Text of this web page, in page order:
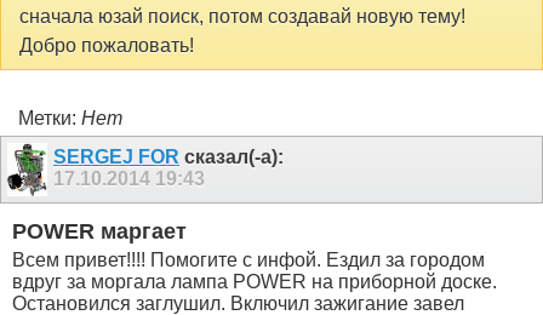
сначала юзай поиск, потом создавай новую тему!
Добро пожаловать!
Метки: Нет
SERGEJ FOR сказал(-а):
17.10.2014 19:43
POWER маргает
Всем привет!!!! Помогите с инфой. Ездил за городом
вдруг за моргала лампа POWER на приборной доске.
Остановился заглушил. Включил зажигание завел